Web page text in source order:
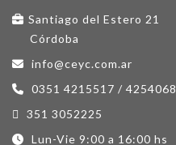
Santiago del Estero 21
Córdoba
info@ceyc.com.ar
0351 4215517 / 4254068
351 3052225
Lun-Vie 9:00 a 16:00 hs